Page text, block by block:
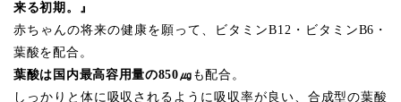
来る初期。』
赤ちゃんの将来の健康を願って、ビタミンB12・ビタミンB6・
葉酸を配合。
葉酸は国内最高容用量の850㎍ も配合。
しっかりと体に吸収されるように吸収率が良い、合成型の葉酸